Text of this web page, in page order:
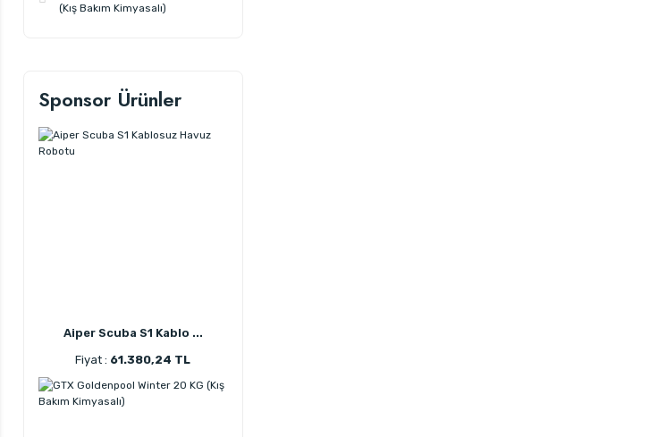
(Kış Bakım Kimyasalı)
Sponsor Ürünler
Aiper Scuba S1 Kablo ...
Fiyat : 61.380,24 TL